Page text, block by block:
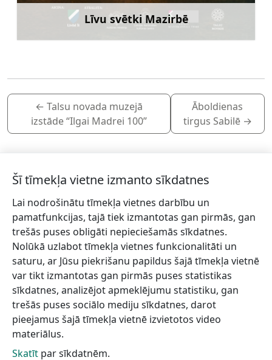
Līvu svētki Mazirbē
Uzzināt vairāk
← Talsu novada muzejā
izstāde “Ilgai Madrei 100”
Āboldienas
tirgus Sabilē →
Piesakies jaunumiem!
Pieraksties jaunumiem e-pastā un nepalaid garām
jaunākās aktualitātes.
Vēlos saņemt jaunumus uz norādīto e-pasta adresi.
Šī tīmekļa vietne izmanto sīkdatnes
Lai nodrošinātu tīmekļa vietnes darbību un
pamatfunkcijas, tajā tiek izmantotas gan pirmās, gan
trešās puses obligāti nepieciešamās sīkdatnes.
Nolūkā uzlabot tīmekļa vietnes funkcionalitāti un
saturu, ar Jūsu piekrišanu papildus šajā tīmekļa vietnē
var tikt izmantotas gan pirmās puses statistikas
sīkdatnes, analizējot apmeklējumu statistiku, gan
trešās puses sociālo mediju sīkdatnes, darot
pieejamus šajā tīmekļa vietnē izvietotos video
materiālus.
Skatīt par sīkdatnēm.